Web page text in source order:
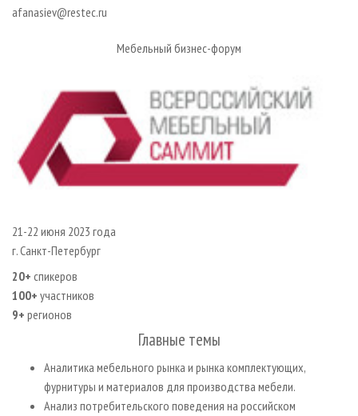
СУШКА ДРЕВЕСИНЫ
ПРОИЗВОДСТВО МЕБЕЛИ
БИОЭНЕРГЕТИКА
ЦБП
ИНСТРУМЕНТ И МАТЕРИАЛЫ
ПЕРСОНЫ
ПРИОРИТЕТНЫЕ ИНВЕСТПРОЕКТЫ
RUSSIAN FORESTRY REVIEW
ГАЗЕТА ЛЕСПРОМФОРУМ
БИБЛИОТЕКА СПЕЦИАЛИСТА
КОНТАКТЫ
РЕКЛАМА
РЕКЛАМА НА САЙТЕ
afanasiev@restec.ru
Мебельный бизнес-форум
21-22 июня 2023 года
г. Санкт-Петербург
20+ спикеров
100+ участников
9+ регионов
Главные темы
Аналитика мебельного рынка и рынка комплектующих,
фурнитуры и материалов для производства мебели.
Анализ потребительского поведения на российском